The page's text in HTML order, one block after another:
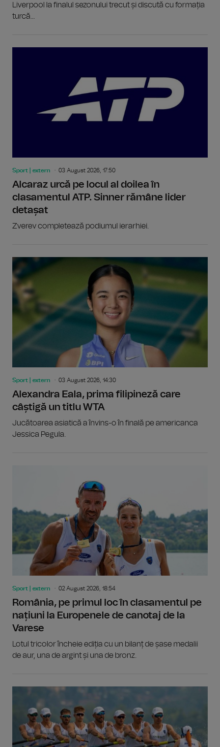
Liverpool la finalul sezonului trecut și discută cu formația
turcă...
Sport | extern 03 August 2026, 17:50
Alcaraz urcă pe locul al doilea în
clasamentul ATP. Sinner rămâne lider
detașat
Zverev completează podiumul ierarhiei.
Sport | extern 03 August 2026, 14:30
Alexandra Eala, prima filipineză care
câștigă un titlu WTA
Jucătoarea asiatică a învins-o în finală pe americanca
Jessica Pegula.
Sport | extern 02 August 2026, 18:54
România, pe primul loc în clasamentul pe
națiuni la Europenele de canotaj de la
Varese
Lotul tricolor încheie ediția cu un bilanț de șase medalii
de aur, una de argint și una de bronz.